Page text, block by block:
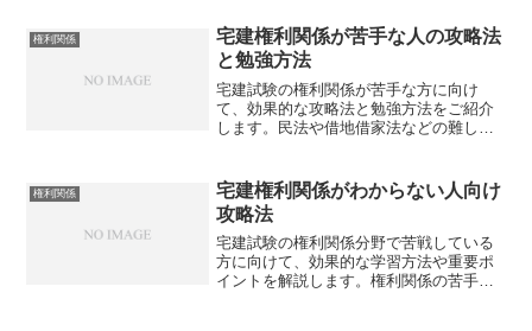
権利関係
宅建権利関係が苦手な人の攻略法
と勉強方法
宅建試験の権利関係が苦手な方に向け
て、効果的な攻略法と勉強方法をご紹介
します。民法や借地借家法などの難しい
権利関係
宅建権利関係がわからない人向け
攻略法
宅建試験の権利関係分野で苦戦している
方に向けて、効果的な学習方法や重要ポ
イントを解説します。権利関係の苦手意